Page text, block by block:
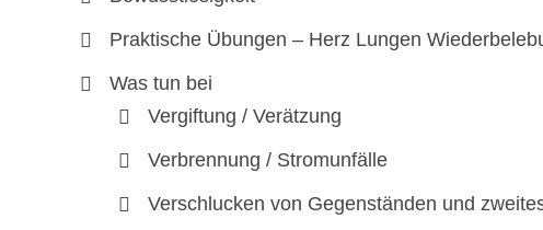
Praktische Übungen – Herz Lungen
Was tun bei
Vergiftung / Verätzung
Verbrennung / Stromunfälle
Verschlucken von Gegenständen und